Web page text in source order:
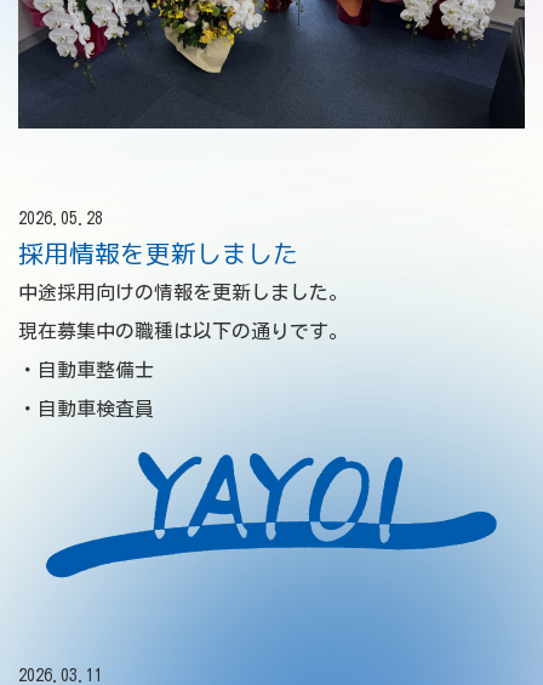
2026.05.28
採用情報を更新しました
中途採用向けの情報を更新しました。
現在募集中の職種は以下の通りです。
・自動車整備士
・自動車検査員
2026.03.11